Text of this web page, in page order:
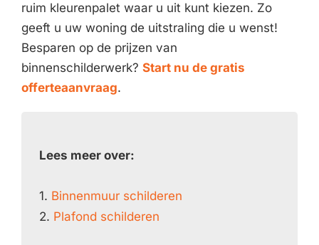
ruim kleurenpalet waar u uit kunt kiezen. Zo
geeft u uw woning de uitstraling die u wenst!
Besparen op de prijzen van
binnenschilderwerk? Start nu de gratis
offerteaanvraag.
Lees meer over:
1. Binnenmuur schilderen
2. Plafond schilderen